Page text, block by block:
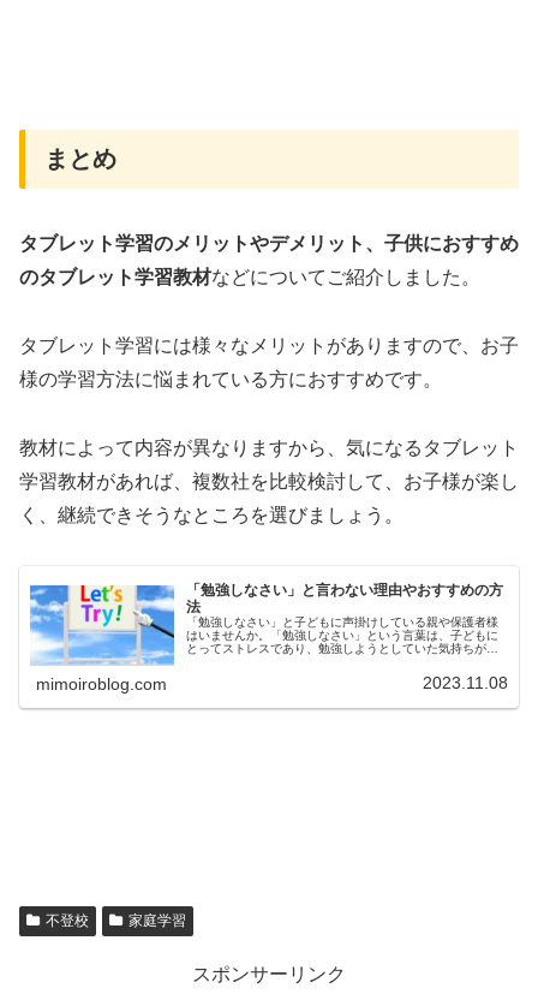
まとめ
タブレット学習のメリットやデメリット、子供におすすめ
のタブレット学習教材などについてご紹介しました。
タブレット学習には様々なメリットがありますので、お子
様の学習方法に悩まれている方におすすめです。
教材によって内容が異なりますから、気になるタブレット
学習教材があれば、複数社を比較検討して、お子様が楽し
く、継続できそうなところを選びましょう。
「勉強しなさい」と言わない理由やおすすめの方
法
「勉強しなさい」と子どもに声掛けしている親や保護者様
はいませんか。「勉強しなさい」という言葉は、子どもに
とってストレスであり、勉強しようとしていた気持ちがな
mimoiroblog.com 2023.11.08
不登校 家庭学習
スポンサーリンク